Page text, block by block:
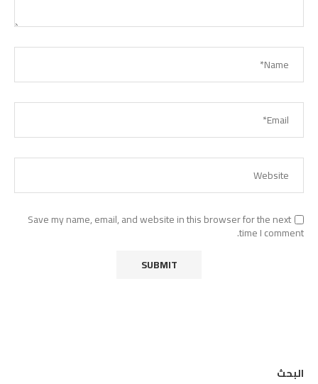
Save my name, email, and website in this browser for the next
time I comment.
البحث